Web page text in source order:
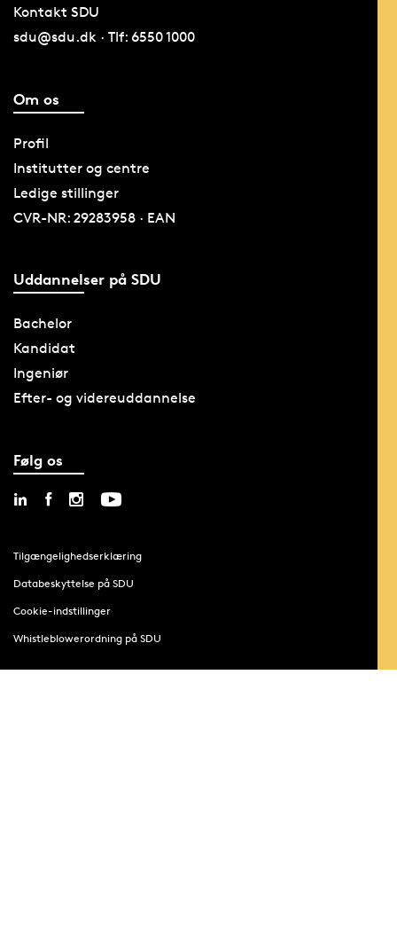
Kontakt SDU
sdu@sdu.dk · Tlf: 6550 1000
Om os
Profil
Institutter og centre
Ledige stillinger
CVR-NR: 29283958 · EAN
Uddannelser på SDU
Bachelor
Kandidat
Ingeniør
Efter- og videreuddannelse
Følg os
Tilgængelighedserklæring
Databeskyttelse på SDU
Cookie-indstillinger
Whistleblowerordning på SDU